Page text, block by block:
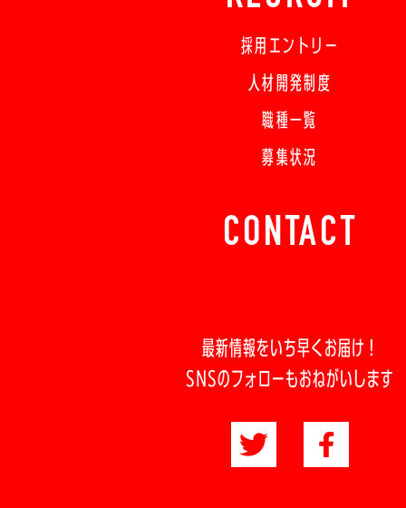
採用エントリー
人材開発制度
職種一覧
募集状況
CONTACT
最新情報をいち早くお届け！
SNSのフォローもおねがいします